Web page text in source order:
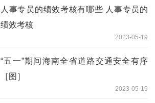
人事专员的绩效考核有哪些 人事专员的
绩效考核
2023-05-19
“五一”期间海南全省道路交通安全有序
［图］
2023-05-19